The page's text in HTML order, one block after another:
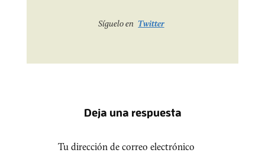
Síguelo en Twitter
Deja una respuesta
Tu dirección de correo electrónico